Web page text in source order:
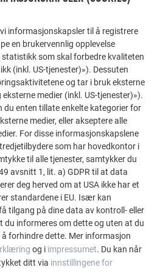
viser hvor allsidig aluminium
imponerende prosjekter med
for tak,
informasjonskapsler til å registrere
en brukervennlig opplevelse
statistikk som skal forbedre kvaliteten
(inkl. US-tjenester)»). Dessuten
og tar i bruk eksterne
medier (inkl. US-tjenester)»).
du enten tillate enkelte kategorier for
medier, eller akseptere alle
For disse informasjonskapslene
som har hovedkontor i
til alle tjenester, samtykker du
avsnitt 1, lit. a) GDPR til at data
deg herved om at USA ikke har et
standardene i EU. Især kan
tilgang på dine data av kontroll- eller
du informeres om dette og uten at du
forhindre dette. Mer informasjon
og i impressumet. Du kan når
ditt via innstillingene for